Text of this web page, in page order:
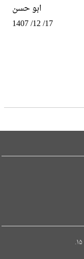
ابو حسن
17‌/ 12‌/ 1407